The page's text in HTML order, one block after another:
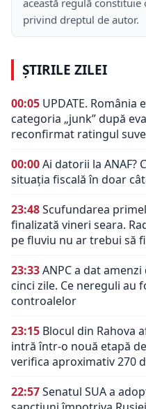
privind dreptul de autor.
ȘTIRILE ZILEI
00:05 UPDATE.
categoria „junk” după
reconfirmat ratingul
00:00Ai datorii la ANAF?
situația fiscală în doar
23:48Scufundarea
finalizată vineri seara.
pe fluviu nu ar trebui să
23:33ANPC a dat
cinci zile. Ce nereguli au
controalelor
23:15 Blocul din Rahova
intră într-o nouă etapă
verifica aproximativ 270
22:57Senatul SUA a